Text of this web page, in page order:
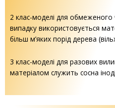
2 клас-моделі для
випадку використовується
більш м’яких порід дерева
3 клас-моделі для разових
матеріалом служить сосна